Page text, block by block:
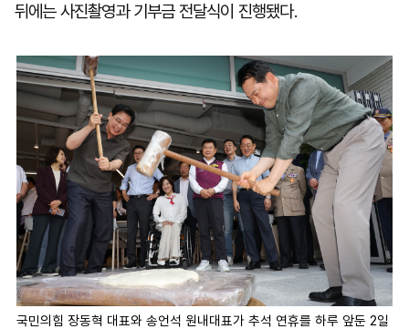
뒤에는 사진촬영과 기부금 전달식이 진행됐다.
국민의힘 장동혁 대표와 송언석 원내대표가 추석 연휴를 하루 앞둔 2일